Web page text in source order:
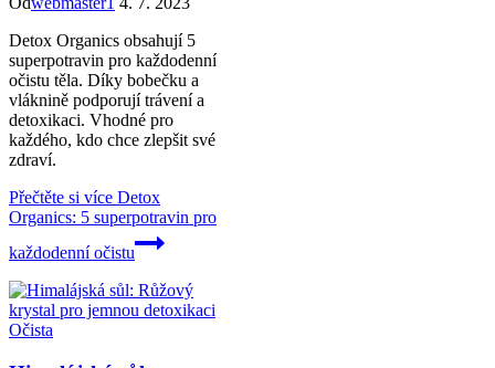
Detox Organics obsahují 5
superpotravin pro každodenní
očistu těla. Díky bobečku a
vláknině podporují trávení a
detoxikaci. Vhodné pro
každého, kdo chce zlepšit své
zdraví.
Přečtěte si více Detox
Organics: 5 superpotravin pro
každodenní očistu
Očista